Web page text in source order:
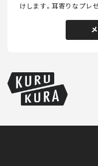
けします。耳寄りなプレ